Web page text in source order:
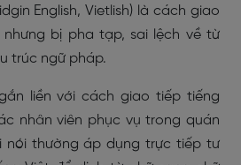
English, Vietlish) là cách giao
bị pha tạp, sai lệch về từ
trúc ngữ pháp.
liền với cách giao tiếp tiếng
nhân viên phục vụ trong quán
nói thường áp dụng trực tiếp tư